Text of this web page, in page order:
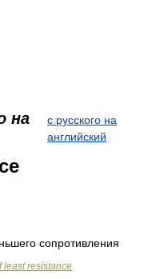
на
с русского на
английский
сопротивления
least resistance